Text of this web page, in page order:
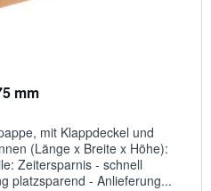
mm
mit Klappdeckel und
(Länge x Breite x Höhe):
Zeitersparnis - schnell
platzsparend - Anlieferung...